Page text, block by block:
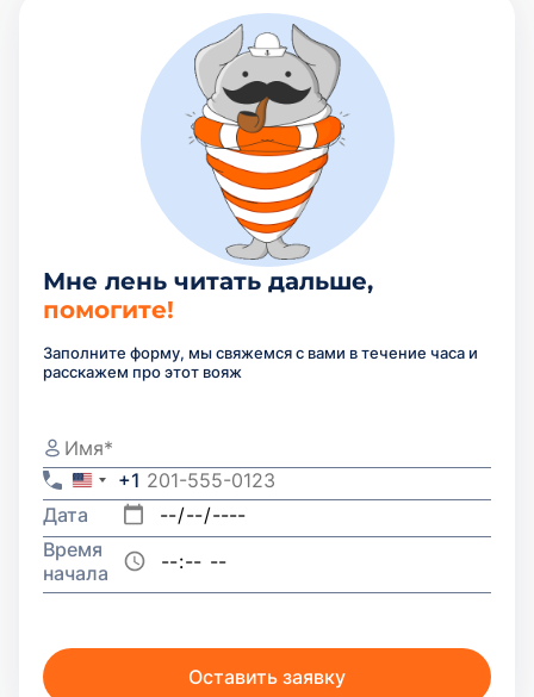
Мне лень читать дальше,
помогите!
Заполните форму, мы свяжемся с вами в течение часа и
расскажем про этот вояж
United
States
+1
+1
Дата
Время
начала